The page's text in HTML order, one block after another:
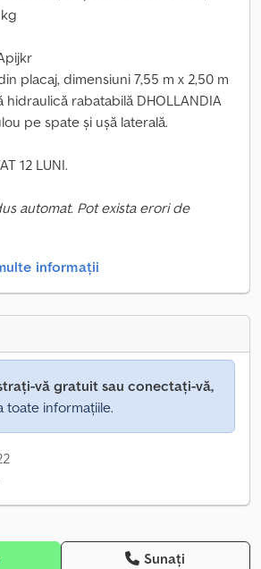
placaj, dimensiuni 7,55 m x 2,50 m
hidraulică rabatabilă DHOLLANDIA
pe spate și ușă laterală.
12 LUNI.
automat. Pot exista erori de
informații
vă gratuit sau conectați-vă,
toate informațiile.
Sunați